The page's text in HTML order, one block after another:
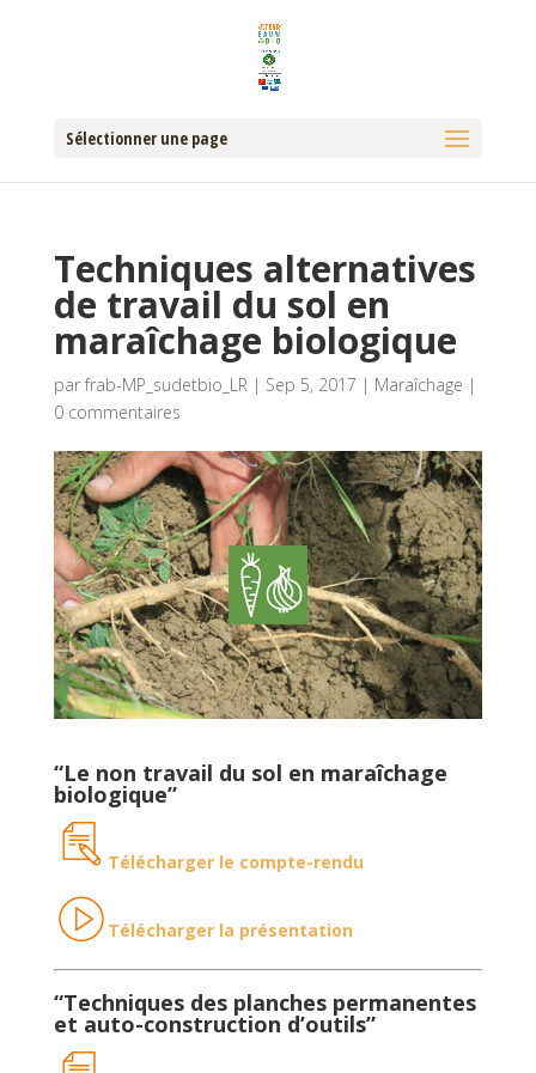
Sélectionner une page
Techniques alternatives
de travail du sol en
maraîchage biologique
par frab-MP_sudetbio_LR| Sep 5, 2017 | Maraîchage |
0 commentaires
“Le non travail du sol en maraîchage
biologique”
Télécharger le compte-rendu
Télécharger la présentation
“Techniques des planches permanentes
et auto-construction d’outils”